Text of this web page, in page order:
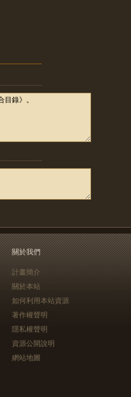
關於我們
計畫簡介
關於本站
如何利用本站資源
著作權聲明
隱私權聲明
資源公開說明
網站地圖